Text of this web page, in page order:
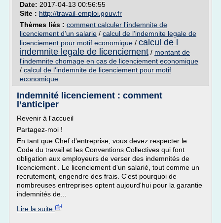
Date: 2017-04-13 00:56:55
Site : http://travail-emploi.gouv.fr
Thèmes liés : comment calculer l'indemnite de
licenciement d'un salarie / calcul de l'indemnite legale de
licenciement pour motif economique / calcul de l
indemnite legale de licenciement / montant de
l'indemnite chomage en cas de licenciement economique
/ calcul de l'indemnite de licenciement pour motif
economique
Indemnité licenciement : comment
l’anticiper
Revenir à l'accueil
Partagez-moi !
En tant que Chef d'entreprise, vous devez respecter le
Code du travail et les Conventions Collectives qui font
obligation aux employeurs de verser des indemnités de
licenciement . Le licenciement d'un salarié, tout comme un
recrutement, engendre des frais. C'est pourquoi de
nombreuses entreprises optent aujourd'hui pour la garantie
indemnités de...
Lire la suite